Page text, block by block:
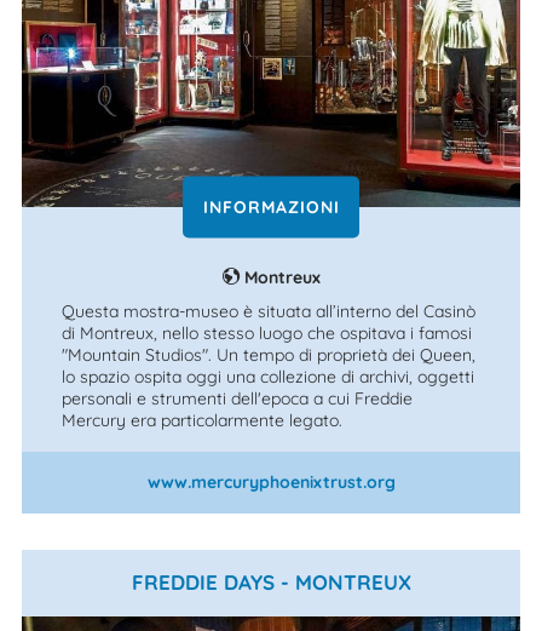
INFORMAZIONI
Montreux
Questa mostra-museo è situata all’interno del Casinò
di Montreux, nello stesso luogo che ospitava i famosi
"Mountain Studios". Un tempo di proprietà dei Queen,
lo spazio ospita oggi una collezione di archivi, oggetti
personali e strumenti dell'epoca a cui Freddie
Mercury era particolarmente legato.
www.mercuryphoenixtrust.org
FREDDIE DAYS - MONTREUX